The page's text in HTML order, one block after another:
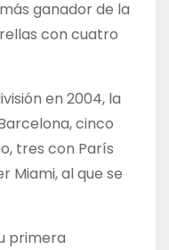
ganador de la
con cuatro
en 2004, la
cinco
tres con París
Miami, al que se
primera